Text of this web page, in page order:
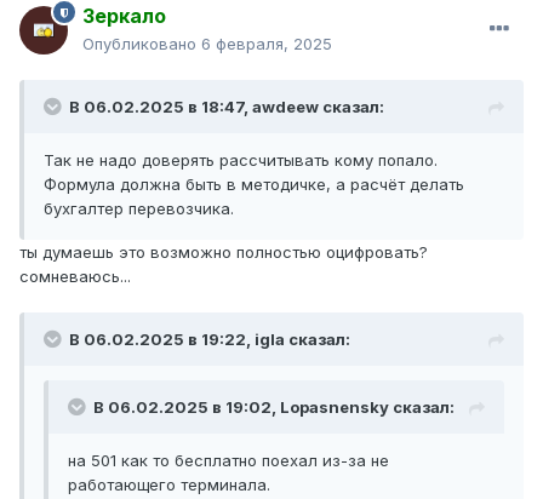
Зеркало
Опубликовано 6 февраля, 2025
В 06.02.2025 в 18:47, awdeew сказал:
Так не надо доверять рассчитывать кому попало.
Формула должна быть в методичке, а расчёт делать
бухгалтер перевозчика.
ты думаешь это возможно полностью оцифровать?
сомневаюсь...
В 06.02.2025 в 19:22, igla сказал:
В 06.02.2025 в 19:02, Lopasnensky сказал:
на 501 как то бесплатно поехал из-за не
работающего терминала.